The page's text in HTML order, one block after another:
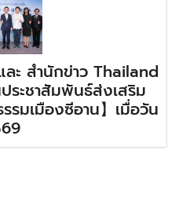
ละ สำนักข่าว Thailand
ระชาสัมพันธ์ส่งเสริม
รมเมืองซีอาน】เมื่อวัน